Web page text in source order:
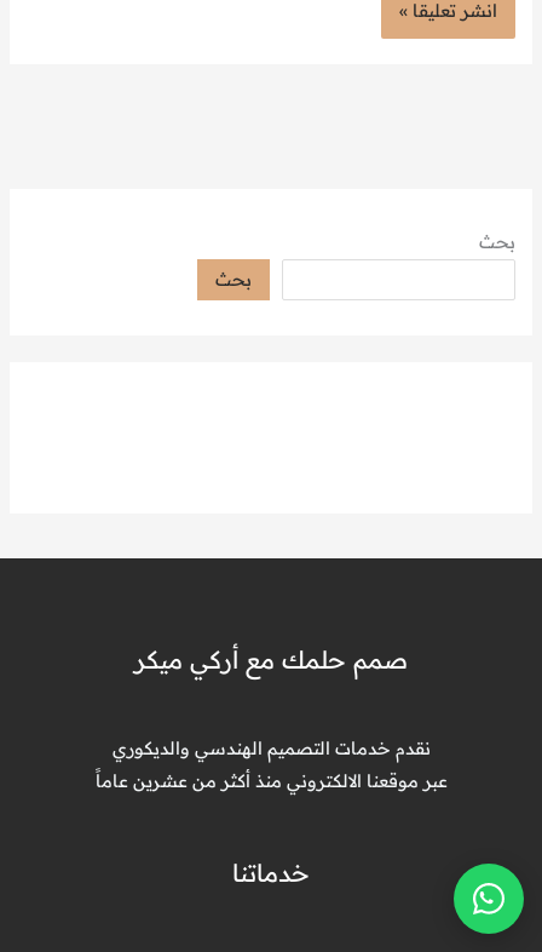
بحث
بحث
صمم حلمك مع أركي ميكر
نقدم خدمات التصميم الهندسي والديكوري
عبر موقعنا الالكتروني منذ أكثر من عشرين عاماً
خدماتنا